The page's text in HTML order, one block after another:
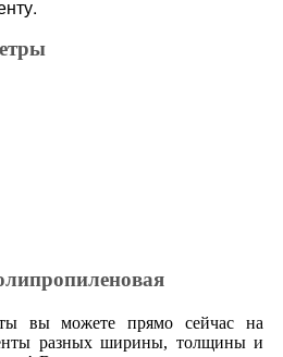
вы можете прямо сейчас на
разных ширины, толщины и